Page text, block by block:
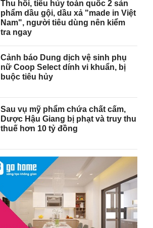
Thu hồi, tiêu hủy toàn quốc 2 sản
phẩm dầu gội, dầu xả "made in Việt
Nam", người tiêu dùng nên kiểm
tra ngay
Cảnh báo Dung dịch vệ sinh phụ
nữ Coop Select dính vi khuẩn, bị
buộc tiêu hủy
Sau vụ mỹ phẩm chứa chất cấm,
Dược Hậu Giang bị phạt và truy thu
thuế hơn 10 tỷ đồng